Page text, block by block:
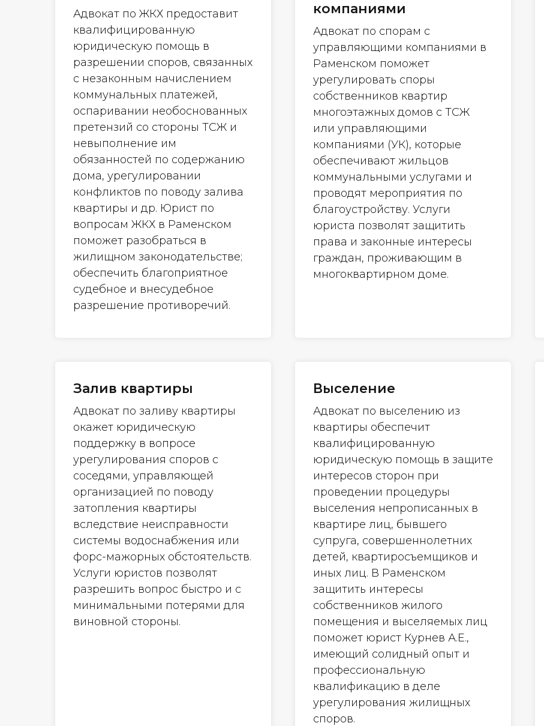
Адвокат по ЖКХ предоставит
квалифицированную
юридическую помощь в
разрешении споров, связанных
с незаконным начислением
коммунальных платежей,
оспаривании необоснованных
претензий со стороны ТСЖ и
невыполнение им
обязанностей по содержанию
дома, урегулировании
конфликтов по поводу залива
квартиры и др. Юрист по
вопросам ЖКХ в Раменском
поможет разобраться в
жилищном законодательстве;
обеспечить благоприятное
судебное и внесудебное
разрешение противоречий.
компаниями
Адвокат по спорам с
управляющими компаниями в
Раменском поможет
урегулировать споры
собственников квартир
многоэтажных домов с ТСЖ
или управляющими
компаниями (УК), которые
обеспечивают жильцов
коммунальными услугами и
проводят мероприятия по
благоустройству. Услуги
юриста позволят защитить
права и законные интересы
граждан, проживающим в
многоквартирном доме.
Залив квартиры
Адвокат по заливу квартиры
окажет юридическую
поддержку в вопросе
урегулирования споров с
соседями, управляющей
организацией по поводу
затопления квартиры
вследствие неисправности
системы водоснабжения или
форс-мажорных обстоятельств.
Услуги юристов позволят
разрешить вопрос быстро и с
минимальными потерями для
виновной стороны.
Выселение
Адвокат по выселению из
квартиры обеспечит
квалифицированную
юридическую помощь в защите
интересов сторон при
проведении процедуры
выселения непрописанных в
квартире лиц, бывшего
супруга, совершеннолетних
детей, квартиросъемщиков и
иных лиц. В Раменском
защитить интересы
собственников жилого
помещения и выселяемых лиц
поможет юрист Курнев А.Е.,
имеющий солидный опыт и
профессиональную
квалификацию в деле
урегулирования жилищных
споров.